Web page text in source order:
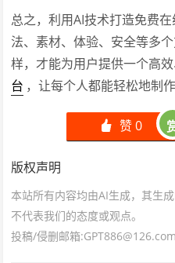
总之，利用AI技术打造免费
法、素材、体验、安全等多
样，才能为用户提供一个高
台 ，让每个人都能轻松地制
󰄼 赞0
版权声明
本站所有内容均由AI生成，其生
不代表我们的态度或观点。
投稿/侵删邮箱:GPT886@126.com